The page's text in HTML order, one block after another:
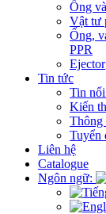
Ống
Vật tư
Ống,
PPR
Ejector
Tin tức
Tin
Kiến
Thông
Tuyển
Liên hệ
Catalogue
Ngôn ngữ: